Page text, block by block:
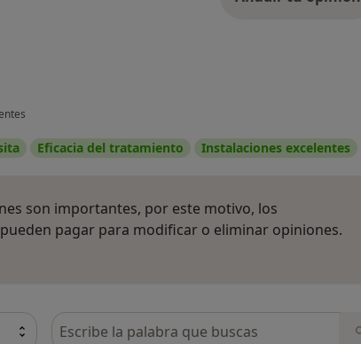
Eficacia del tratamiento Instalaciones excelentes
son importantes, por este motivo, los
pagar para modificar o eliminar opiniones.
Busca en opiniones